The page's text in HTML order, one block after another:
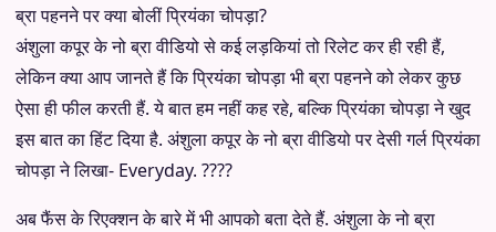
ब्रा पहनने पर क्या बोलीं प्रियंका चोपड़ा?
अंशुला कपूर के नो ब्रा वीडियो से कई लड़कियां तो रिलेट कर ही रही हैं,
लेकिन क्या आप जानते हैं कि प्रियंका चोपड़ा भी ब्रा पहनने को लेकर कुछ
ऐसा ही फील करती हैं. ये बात हम नहीं कह रहे, बल्कि प्रियंका चोपड़ा ने खुद
इस बात का हिंट दिया है. अंशुला कपूर के नो ब्रा वीडियो पर देसी गर्ल प्रियंका
चोपड़ा ने लिखा- Everyday. ????
अब फैंस के रिएक्शन के बारे में भी आपको बता देते हैं. अंशुला के नो ब्रा